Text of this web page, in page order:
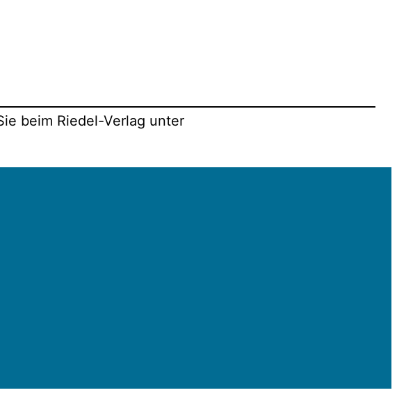
beim Riedel-Verlag unter